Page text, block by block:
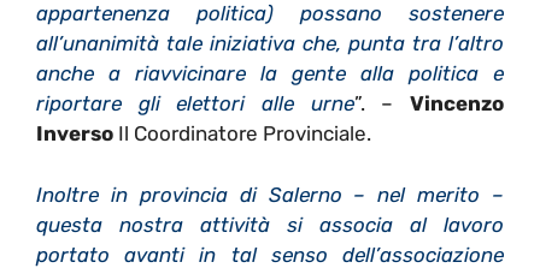
appartenenza politica) possano sostenere
all’unanimità tale iniziativa che, punta tra l’altro
anche a riavvicinare la gente alla politica e
riportare gli elettori alle urne”. –Vincenzo
Inverso Il Coordinatore Provinciale.
Inoltre in provincia di Salerno – nel merito –
questa nostra attività si associa al lavoro
portato avanti in tal senso dell’associazione